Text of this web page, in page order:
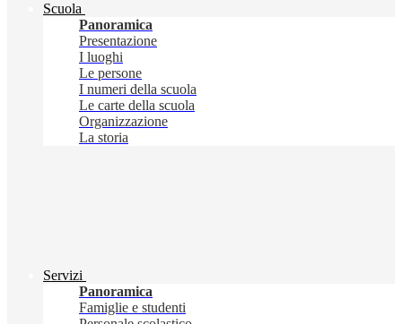
Scuola
Panoramica
Presentazione
I luoghi
Le persone
I numeri della scuola
Le carte della scuola
Organizzazione
La storia
Servizi
Panoramica
Famiglie e studenti